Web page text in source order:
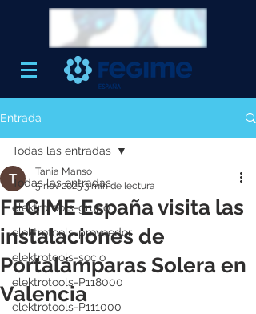
Entrada
Todas las entradas
elektrotools-grupo
elektrotools-proveedor
elektrotools-socio
elektrotools-P118000
elektrotools-P111000
Todas las entradas
FEGIME España visita las
instalaciones de
Portalámparas Solera en
Valencia
Tania Manso
5 nov 2025 3 min de lectura